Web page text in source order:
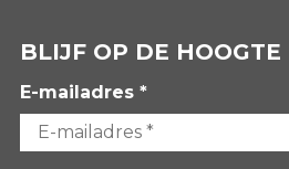
BLIJF OP DE HOOGTE
E-mailadres *